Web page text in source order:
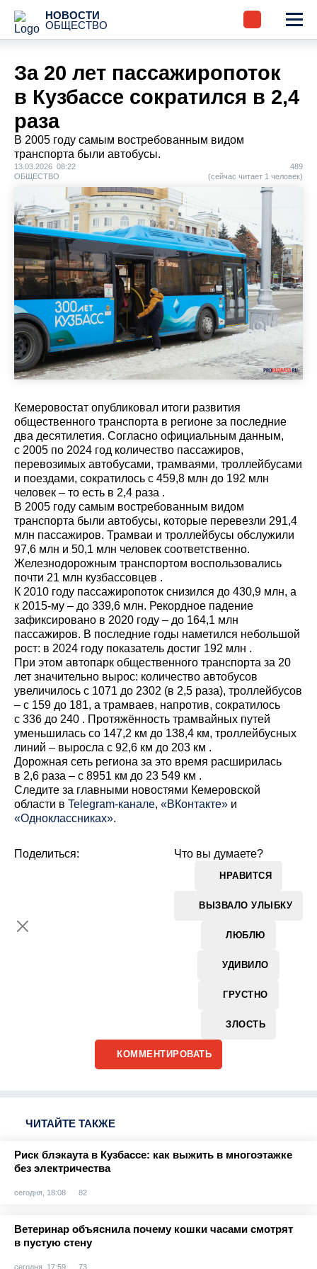
НОВОСТИ
ОБЩЕСТВО
За 20 лет пассажиропоток
в Кузбассе сократился в 2,4
раза
В 2005 году самым востребованным видом
транспорта были автобусы.
13.03.2026 08:22
ОБЩЕСТВО
489
(сейчас читает 1 человек)
Кемеровостат опубликовал итоги развития
общественного транспорта в регионе за последние
два десятилетия. Согласно официальным данным,
с 2005 по 2024 год количество пассажиров,
перевозимых автобусами, трамваями, троллейбусами
и поездами, сократилось с 459,8 млн до 192 млн
человек – то есть в 2,4 раза .
В 2005 году самым востребованным видом
транспорта были автобусы, которые перевезли 291,4
млн пассажиров. Трамваи и троллейбусы обслужили
97,6 млн и 50,1 млн человек соответственно.
Железнодорожным транспортом воспользовались
почти 21 млн кузбассовцев .
К 2010 году пассажиропоток снизился до 430,9 млн, а
к 2015-му – до 339,6 млн. Рекордное падение
зафиксировано в 2020 году – до 164,1 млн
пассажиров. В последние годы наметился небольшой
рост: в 2024 году показатель достиг 192 млн .
При этом автопарк общественного транспорта за 20
лет значительно вырос: количество автобусов
увеличилось с 1071 до 2302 (в 2,5 раза), троллейбусов
– с 159 до 181, а трамваев, напротив, сократилось
с 336 до 240 . Протяжённость трамвайных путей
уменьшилась со 147,2 км до 138,4 км, троллейбусных
линий – выросла с 92,6 км до 203 км .
Дорожная сеть региона за это время расширилась
в 2,6 раза – с 8951 км до 23 549 км .
Cледите за главными новостями Кемеровской
области в Telegram-канале, «ВКонтакте» и
«Одноклассниках».
Что вы думаете?
НРАВИТСЯ
ВЫЗВАЛО УЛЫБКУ
ЛЮБЛЮ
УДИВИЛО
ГРУСТНО
ЗЛОСТЬ
Поделиться:
КОММЕНТИРОВАТЬ
ЧИТАЙТЕ ТАКЖЕ
Риск блэкаута в Кузбассе: как выжить в многоэтажке
без электричества
сегодня, 18:08 82
Ветеринар объяснила почему кошки часами смотрят
в пустую стену
сегодня, 17:59 73